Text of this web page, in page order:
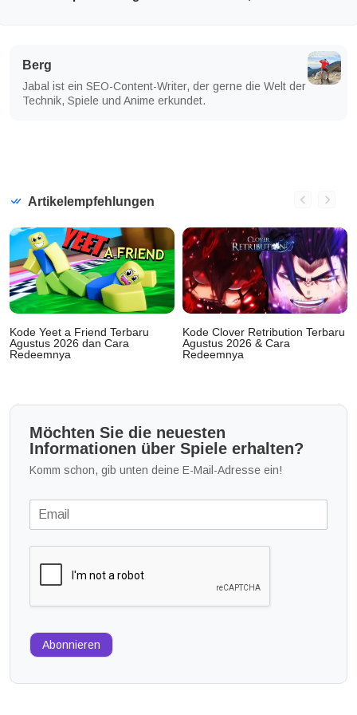
Berg
Jabal ist ein SEO-Content-Writer, der gerne die Welt der
Technik, Spiele und Anime erkundet.
Artikelempfehlungen
Kode Yeet a Friend Terbaru
Agustus 2026 dan Cara
Redeemnya
Kode Clover Retribution Terbaru
Agustus 2026 & Cara
Redeemnya
Möchten Sie die neuesten
Informationen über Spiele erhalten?
Komm schon, gib unten deine E-Mail-Adresse ein!
Abonnieren